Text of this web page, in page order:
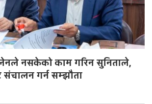
नसकेको काम गरिन सुनिताले,
संचालन गर्न सम्झौता